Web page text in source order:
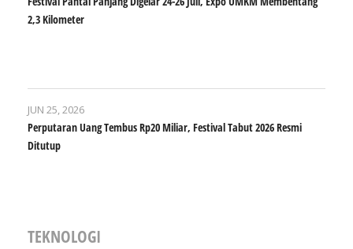
2,3 Kilometer
JUN 25, 2026
Perputaran Uang Tembus Rp20 Miliar, Festival Tabut 2026 Resmi
Ditutup
TEKNOLOGI